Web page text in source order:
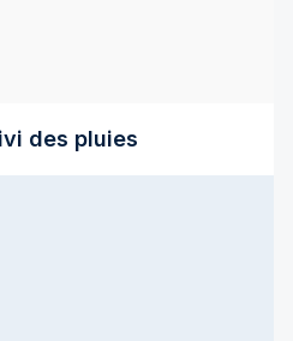
des pluies